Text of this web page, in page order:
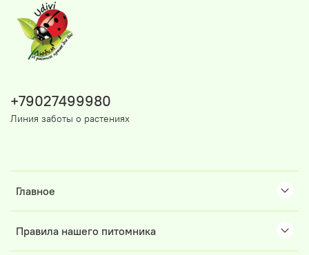
Главное
Правила нашего питомника
+79027499980
Линия заботы о растениях